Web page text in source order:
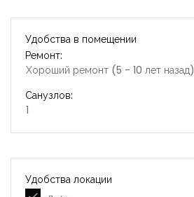
Удобства в помещении
Ремонт:
Хороший ремонт (5 - 10 лет назад)
Санузлов:
1
Удобства локации